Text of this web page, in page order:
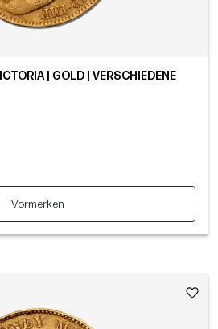
| GOLD | VERSCHIEDENE
Vormerken